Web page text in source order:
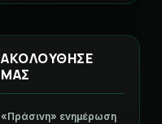
ΑΚΟΛΟΥΘΗΣΕ
ΜΑΣ
«Πράσινη» ενημέρωση